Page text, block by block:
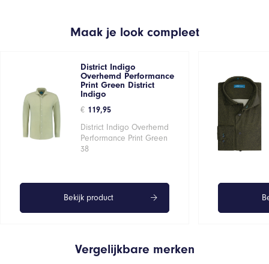
Maak je look compleet
District Indigo
Overhemd Performance
Print Green District
Indigo
€ 119,95
District Indigo Overhemd
Performance Print Green
38
Bekijk product
Vergelijkbare merken